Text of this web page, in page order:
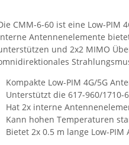
CMM-6-60 ist eine Low-PIM
Antennenelemente
und 2x2 MIMO
Kompakte Low-PIM 4G/5G
Unterstützt die 617-960/1710-
Hat 2x interne
Kann hohen Temperaturen
Bietet 2x 0.5 m lange Low-PIM